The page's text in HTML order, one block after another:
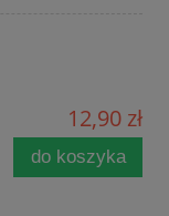
12,90 zł
do koszyka